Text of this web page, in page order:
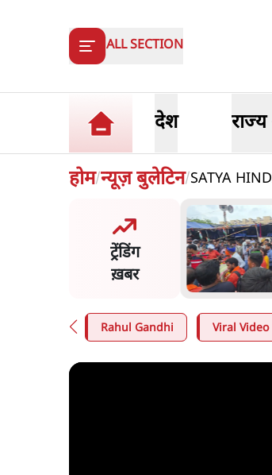
ALL SECTION
देश राज्य
होम/न्यूज़ बुलेटिन/SATYA
ट्रेंडिंग
ख़बर
झारखंड के
दबाव बढ़ाया,
इस्तीफा मांगा,
विधानसभा
4 Min.झारखंड
Rahul Gandhi Viral Video